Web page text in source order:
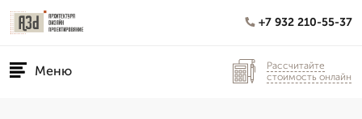
+7 932 210-55-37
Меню
Рассчитайте
стоимость онлайн